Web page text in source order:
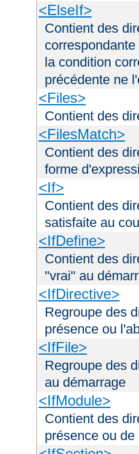
<ElseIf>
Contient des
la condition
précédente ne
<Files>
Contient des
<FilesMatch>
Contient des
forme
<If>
Contient des
satisfaite au
<IfDefine>
Contient des
"vrai" au
<IfDirective>
Regroupe des
présence ou
<IfFile>
Regroupe des
au démarrage
<IfModule>
Contient des
présence ou